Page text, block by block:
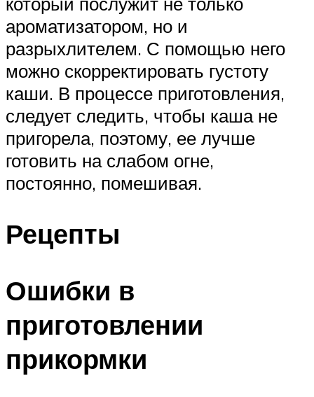
ароматизатором, но и
разрыхлителем. С помощью него
можно скорректировать густоту
каши. В процессе приготовления,
следует следить, чтобы каша не
пригорела, поэтому, ее лучше
готовить на слабом огне,
постоянно, помешивая.
Рецепты
Ошибки в
приготовлении
прикормки